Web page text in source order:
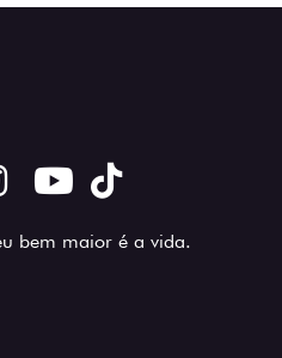
bem maior é a vida.